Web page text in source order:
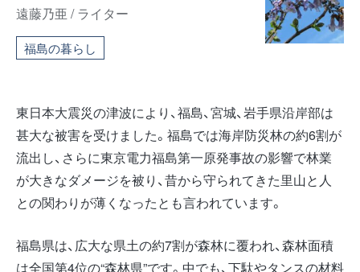
遠藤乃亜 / ライター
福島の暮らし
東日本大震災の津波により、福島、宮城、岩手県沿岸部は
甚大な被害を受けました。福島では海岸防災林の約6割が
流出し、さらに東京電力福島第一原発事故の影響で林業
が大きなダメージを被り、昔から守られてきた里山と人
との関わりが薄くなったとも言われています。
福島県は、広大な県土の約7割が森林に覆われ、森林面積
は全国第4位の“森林県”です。中でも、下駄やタンスの材料